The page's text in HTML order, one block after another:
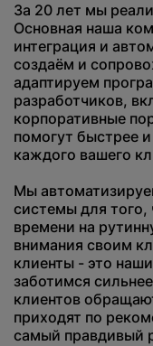
За 20 лет мы
Основная наша
интеграция и
создаём и
адаптируем
разработчиков,
корпоративные
помогут быстрее
каждого вашего
Мы
системы для
времени на
внимания своим
клиенты - это
заботимся
клиентов
приходят по
самый правдивый